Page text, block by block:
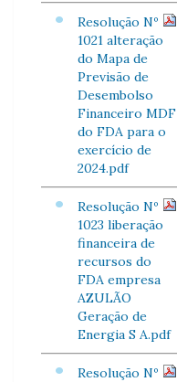
Resolução Nº
1021 alteração
do Mapa de
Previsão de
Desembolso
Financeiro MDF
do FDA para o
exercício de
2024.pdf
Resolução Nº
1023 liberação
financeira de
recursos do
FDA empresa
AZULÃO
Geração de
Energia S A.pdf
Resolução Nº